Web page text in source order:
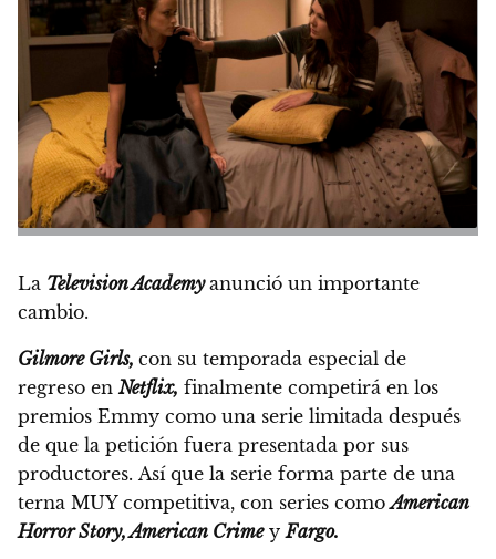
La Television Academy anunció un importante
cambio.
Gilmore Girls, con su temporada especial de
regreso enNetflix, finalmente competirá en los
premios Emmy como una serie limitada después
de que la petición fuera presentada por sus
productores. Así que la serie forma parte de una
terna MUY competitiva, con series comoAmerican
Horror Story, American CrimeyFargo.